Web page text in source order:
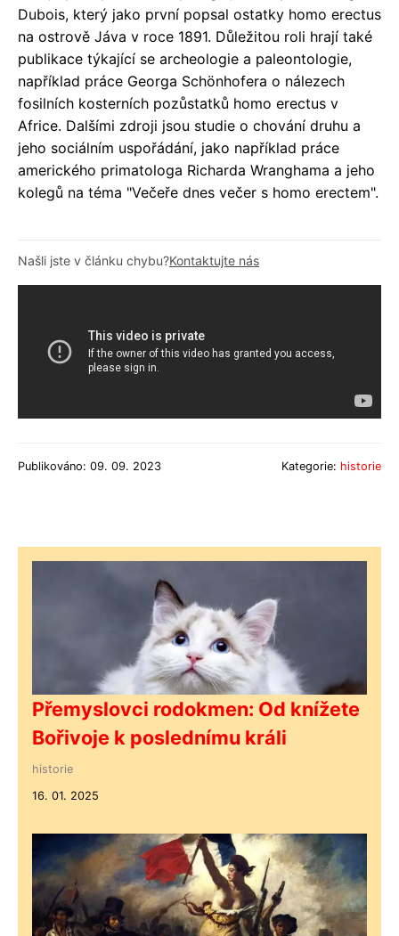
Dubois, který jako první popsal ostatky homo erectus
na ostrově Jáva v roce 1891. Důležitou roli hrají také
publikace týkající se archeologie a paleontologie,
například práce Georga Schönhofera o nálezech
fosilních kosterních pozůstatků homo erectus v
Africe. Dalšími zdroji jsou studie o chování druhu a
jeho sociálním uspořádání, jako například práce
amerického primatologa Richarda Wranghama a jeho
kolegů na téma "Večeře dnes večer s homo erectem".
Našli jste v článku chybu?Kontaktujte nás
Publikováno: 09. 09. 2023 Kategorie: historie
Přemyslovci rodokmen: Od knížete
Bořivoje k poslednímu králi
historie
16. 01. 2025